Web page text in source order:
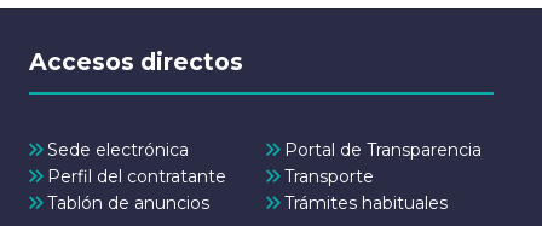
Accesos directos
Sede electrónica
Portal de Transparencia
Perfil del contratante
Transporte
Tablón de anuncios
Trámites habituales